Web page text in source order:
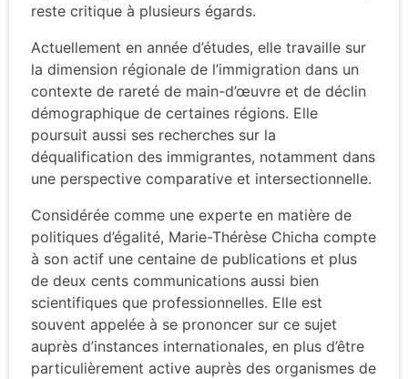
reste critique à plusieurs égards.
Actuellement en année d’études, elle travaille sur
la dimension régionale de l’immigration dans un
contexte de rareté de main-d’œuvre et de déclin
démographique de certaines régions. Elle
poursuit aussi ses recherches sur la
déqualification des immigrantes, notamment dans
une perspective comparative et intersectionnelle.
Considérée comme une experte en matière de
politiques d’égalité, Marie-Thérèse Chicha compte
à son actif une centaine de publications et plus
de deux cents communications aussi bien
scientifiques que professionnelles. Elle est
souvent appelée à se prononcer sur ce sujet
auprès d’instances internationales, en plus d’être
particulièrement active auprès des organismes de